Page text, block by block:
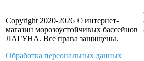
Copyright 2020-2026 © интернет-
магазин морозоустойчивых бассейнов
ЛАГУНА. Все права защищены.
Обработка персональных данных